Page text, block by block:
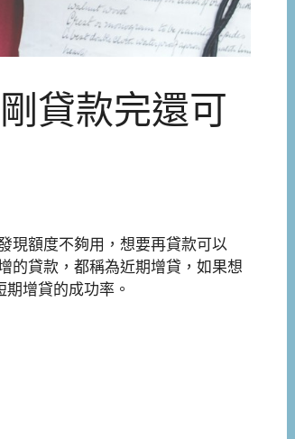
貸款完還可
現額度不夠用，想要再貸款可以
的貸款，都稱為近期增貸，如果想
增貸的成功率。